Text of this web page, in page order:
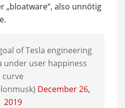
„bloatware“, also unnötig
of Tesla engineering
under user happiness
curve
December 26,
2019